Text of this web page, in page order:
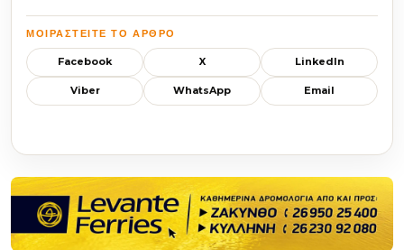
ΜΟΙΡΑΣΤΕΊΤΕ ΤΟ ΆΡΘΡΟ
Facebook X LinkedIn
Viber WhatsApp Email